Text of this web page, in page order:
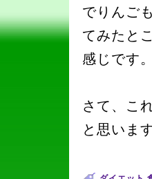
でりんご
てみたと
感じです。
さて、こ
と思います